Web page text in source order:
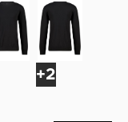
+2